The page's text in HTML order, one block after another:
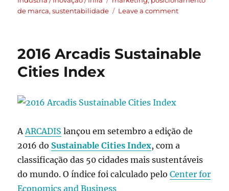
de marca,sustentabilidade Leave a comment
2016 Arcadis Sustainable
Cities Index
AARCADIS lançou em setembro a edição de
2016 do Sustainable Cities Index, com a
classificação das 50 cidades mais sustentáveis
do mundo. O índice foi calculado peloCenter for
Economics and Business